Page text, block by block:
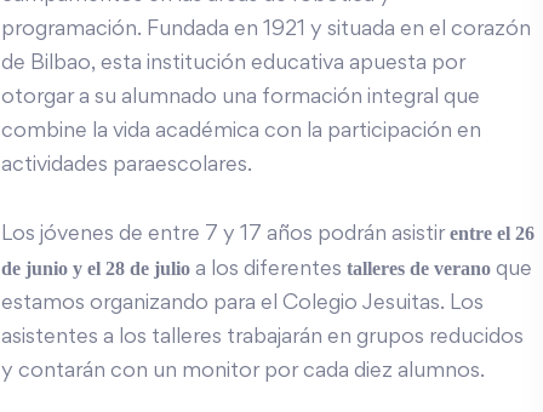
programación. Fundada en 1921 y situada en el corazón
de Bilbao, esta institución educativa apuesta por
otorgar a su alumnado una formación integral que
combine la vida académica con la participación en
actividades paraescolares.
Los jóvenes de entre 7 y 17 años podrán asistirentre el 26
de junio y el 28 de julio a los diferentes talleres de verano que
estamos organizando para el Colegio Jesuitas. Los
asistentes a los talleres trabajarán en grupos reducidos
y contarán con un monitor por cada diez alumnos.